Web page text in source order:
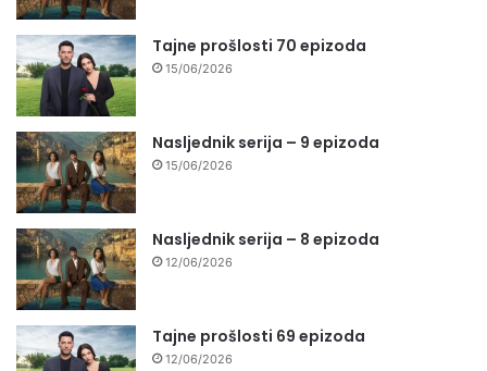
Tajne prošlosti 70 epizoda
15/06/2026
Nasljednik serija – 9 epizoda
15/06/2026
Nasljednik serija – 8 epizoda
12/06/2026
Tajne prošlosti 69 epizoda
12/06/2026